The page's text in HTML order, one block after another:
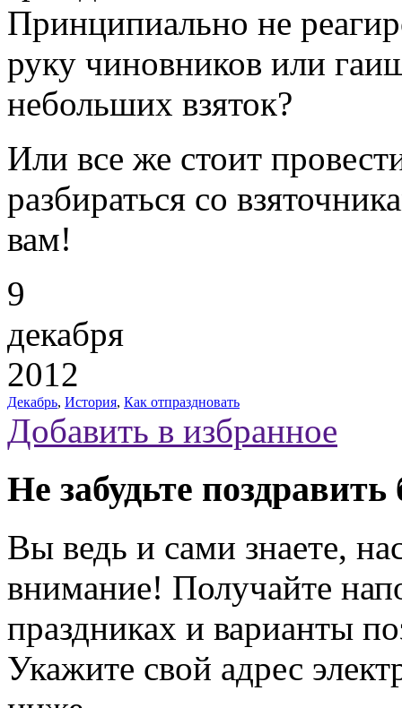
Принципиально не
руку чиновников или
небольших взяток?
Или все же стоит
разбираться со
вам!
9
декабря
2012
Декабрь, История, Как отпраздновать
Добавить в избранное
Не забудьте
Вы ведь и сами знаете,
внимание! Получайте
праздниках и варианты
Укажите свой адрес